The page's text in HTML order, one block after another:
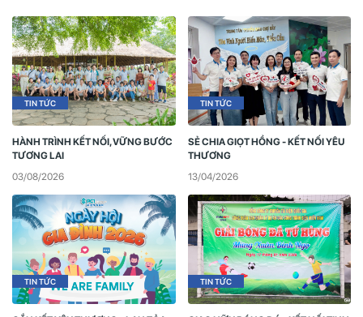
TIN TỨC
HÀNH TRÌNH KẾT NỐI, VỮNG BƯỚC
TƯƠNG LAI
03/08/2026
TIN TỨC
SẺ CHIA GIỌT HỒNG - KẾT NỐI YÊU
THƯƠNG
13/04/2026
TIN TỨC TIN TỨC